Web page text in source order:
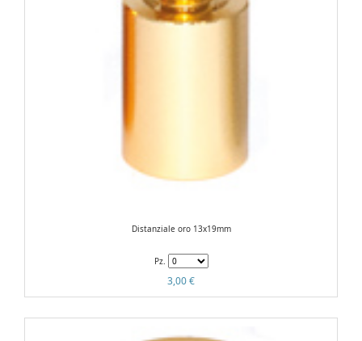
Distanziale oro 13x19mm
Pz.
3,00 €